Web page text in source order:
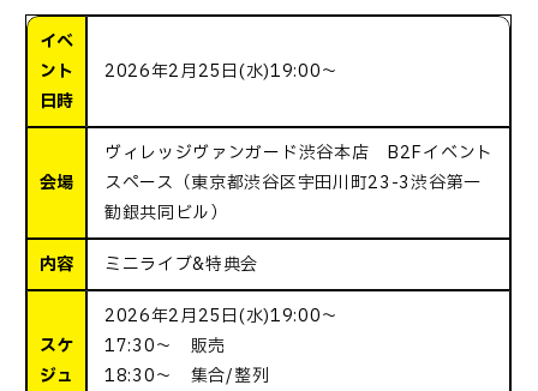
イベ
ント
日時
2026年2月25日(水)19:00～
会場
ヴィレッジヴァンガード渋谷本店 B2Fイベント
スペース（東京都渋谷区宇田川町23-3渋谷第一
勧銀共同ビル）
内容 ミニライブ&特典会
スケ
ジュ
2026年2月25日(水)19:00～
17:30～ 販売
18:30～ 集合/整列